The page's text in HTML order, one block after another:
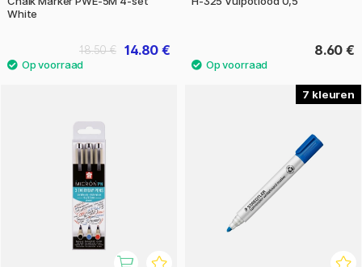
White
14.80 €
18.50 € 8.60 €
7